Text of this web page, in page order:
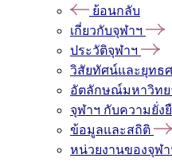
ย้อนกลับ
เกี่ยวกับจุฬาฯ
ประวัติจุฬาฯ
วิสัยทัศน์และยุทธ
อัตลักษณ์มหาวิทย
จุฬาฯ กับความยั่ง
ข้อมูลและสถิติ
หน่วยงานของจุฬา